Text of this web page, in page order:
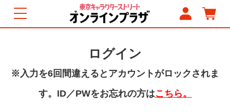
ログイン
※入力を6回間違えるとアカウントがロックされま
す。ID／PWをお忘れの方はこちら。